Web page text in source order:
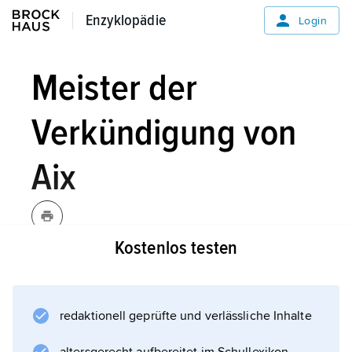
Enzyklopädie
Enzyklopädie Login
Meister der
Verkündigung von
Aix
Meister der Verkündigung von
15. Jahrhunderts tätiger französischer
Maler, benannt nach einem für die
Kostenlos testen
redaktionell geprüfte und verlässliche Inhalte